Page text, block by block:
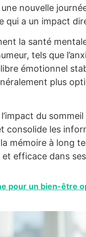
nouvelle
a un impact
la santé
tels que
émotionnel
plus
du
consolide les
mémoire à long
efficace dans
pour un bien-être